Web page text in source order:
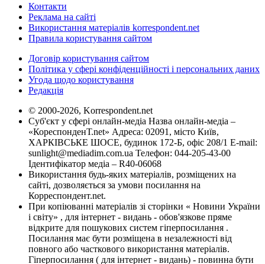
Контакти
Реклама на сайті
Використання матеріалів korrespondent.net
Правила користування сайтом
Договір користування сайтом
Політика у сфері конфіденційності і персональних даних
Угода щодо користування
Редакція
© 2000-2026, Korrespondent.net
Суб'єкт у сфері онлайн-медіа Назва онлайн-медіа –
«КореспонденТ.net» Адреса: 02091, місто Київ,
ХАРКІВСЬКЕ ШОСЕ, будинок 172-Б, офіс 208/1 E-mail:
sunlight@mediadim.com.ua Телефон: 044-205-43-00
Ідентифікатор медіа – R40-06068
Використання будь-яких матеріалів, розміщених на
сайті, дозволяється за умови посилання на
Корреспондент.net.
При копіюванні матеріалів зі сторінки « Новини України
і світу» , для інтернет - видань - обов'язкове пряме
відкрите для пошукових систем гіперпосилання .
Посилання має бути розміщена в незалежності від
повного або часткового використання матеріалів.
Гіперпосилання ( для інтернет - видань) - повинна бути